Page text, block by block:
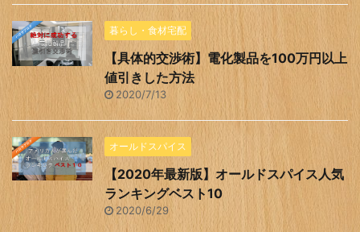
暮らし・食材宅配
【具体的交渉術】電化製品を100万円以上
値引きした方法
2020/7/13
オールドスパイス
【2020年最新版】オールドスパイス人気
ランキングベスト10
2020/6/29